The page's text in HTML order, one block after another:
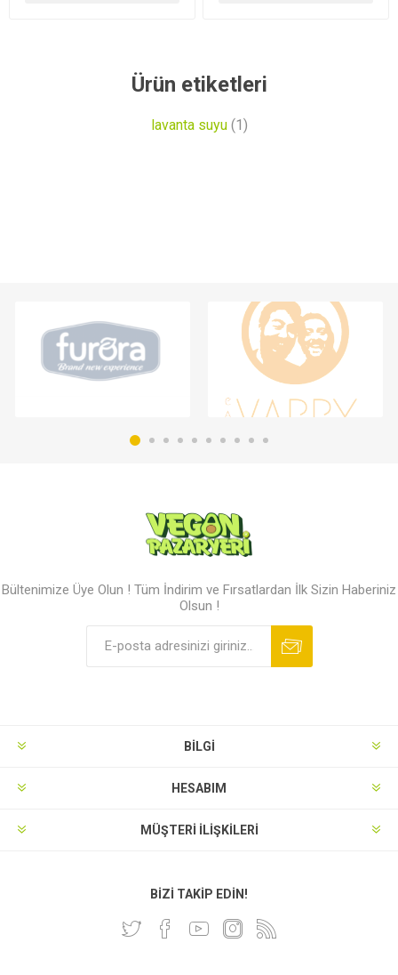
Ürün etiketleri
lavanta suyu (1)
Bültenimize Üye Olun ! Tüm İndirim ve Fırsatlardan İlk Sizin Haberiniz
Olsun !
BILGI
HESABIM
MÜŞTERI İLIŞKILERI
BIZI TAKIP EDIN!